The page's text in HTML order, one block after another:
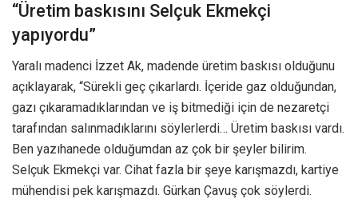
“Üretim baskısını Selçuk Ekmekçi
yapıyordu”
Yaralı madenci İzzet Ak, madende üretim baskısı olduğunu
açıklayarak, “Sürekli geç çıkarlardı. İçeride gaz olduğundan,
gazı çıkaramadıklarından ve iş bitmediği için de nezaretçi
tarafından salınmadıklarını söylerlerdi… Üretim baskısı vardı.
Ben yazıhanede olduğumdan az çok bir şeyler bilirim.
Selçuk Ekmekçi var. Cihat fazla bir şeye karışmazdı, kartiye
mühendisi pek karışmazdı. Gürkan Çavuş çok söylerdi.